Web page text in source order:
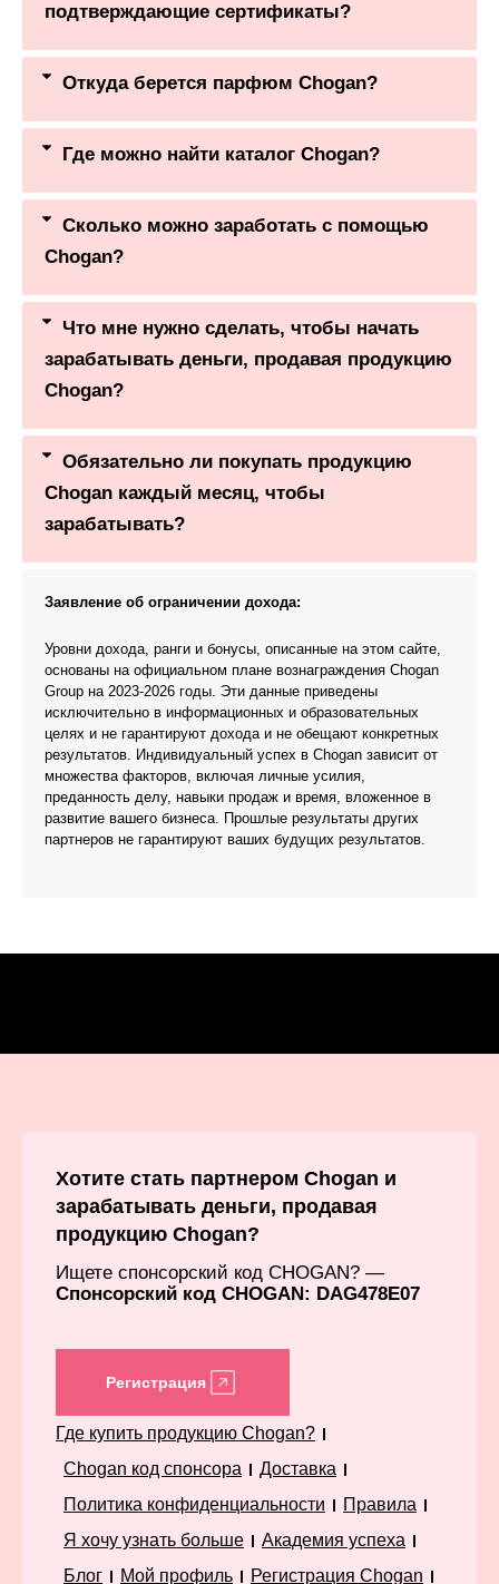
подтверждающие сертификаты?
Откуда берется парфюм Chogan?
Где можно найти каталог Chogan?
Сколько можно заработать с помощью
Chogan?
Что мне нужно сделать, чтобы начать
зарабатывать деньги, продавая продукцию
Chogan?
Обязательно ли покупать продукцию
Chogan каждый месяц, чтобы
зарабатывать?
Заявление об ограничении дохода:
Уровни дохода, ранги и бонусы, описанные на этом сайте,
основаны на официальном плане вознаграждения Chogan
Group на 2023-2026 годы. Эти данные приведены
исключительно в информационных и образовательных
целях и не гарантируют дохода и не обещают конкретных
результатов. Индивидуальный успех в Chogan зависит от
множества факторов, включая личные усилия,
преданность делу, навыки продаж и время, вложенное в
развитие вашего бизнеса. Прошлые результаты других
партнеров не гарантируют ваших будущих результатов.
Хотите стать партнером Chogan и
зарабатывать деньги, продавая
продукцию Chogan?
Ищете спонсорский код CHOGAN? —
Спонсорский код CHOGAN: DAG478E07
Регистрация
Где купить продукцию Chogan?
Chogan код спонсора
Доставка
Политика конфиденциальности
Правила
Я хочу узнать больше
Академия успеха
Блог
Мой профиль Регистрация Chogan